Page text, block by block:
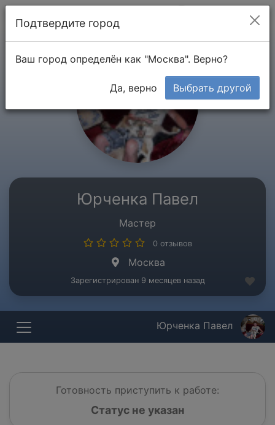
Юрченка Павел
Мастер
0 отзывов
Москва
Зарегистрирован 9 месяцев назад
Юрченка Павел
Готовность приступить к работе:
Статус не указан
Подтвердите город
Ваш город определён как "Москва". Верно?
Да, верно Выбрать другой